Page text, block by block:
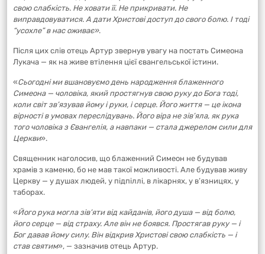
свою слабкість. Не ховати її. Не прикривати. Не
виправдовуватися. А дати Христові доступ до свого болю. І тоді
“усохле” в нас оживає».
Після цих слів отець Артур звернув увагу на постать Симеона
Лукача — як на живе втілення цієї євангельської істини.
«Сьогодні ми вшановуємо день народження блаженного
Симеона — чоловіка, який простягнув свою руку до Бога тоді,
коли світ зв’язував йому і руки, і серце. Його життя — це ікона
вірності в умовах переслідувань. Його віра не зів’яла, як рука
того чоловіка з Євангелія, а навпаки — стала джерелом сили для
Церкви».
Священник наголосив, що блаженний Симеон не будував
храмів з каменю, бо не мав такої можливості. Але будував живу
Церкву — у душах людей, у підпіллі, в лікарнях, у в’язницях, у
таборах.
«Його рука могла зів’яти від кайданів, його душа — від болю,
його серце — від страху. Але він не боявся. Простягав руку — і
Бог давав йому силу. Він відкрив Христові свою слабкість — і
став святим», — зазначив отець Артур.